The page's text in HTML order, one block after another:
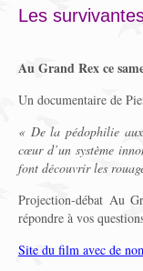
Les
Au Grand Rex ce
Un documentaire de
« De la pédophilie
cœur d’un système
font découvrir les
Projection-débat Au
répondre à vos
Site du film avec de